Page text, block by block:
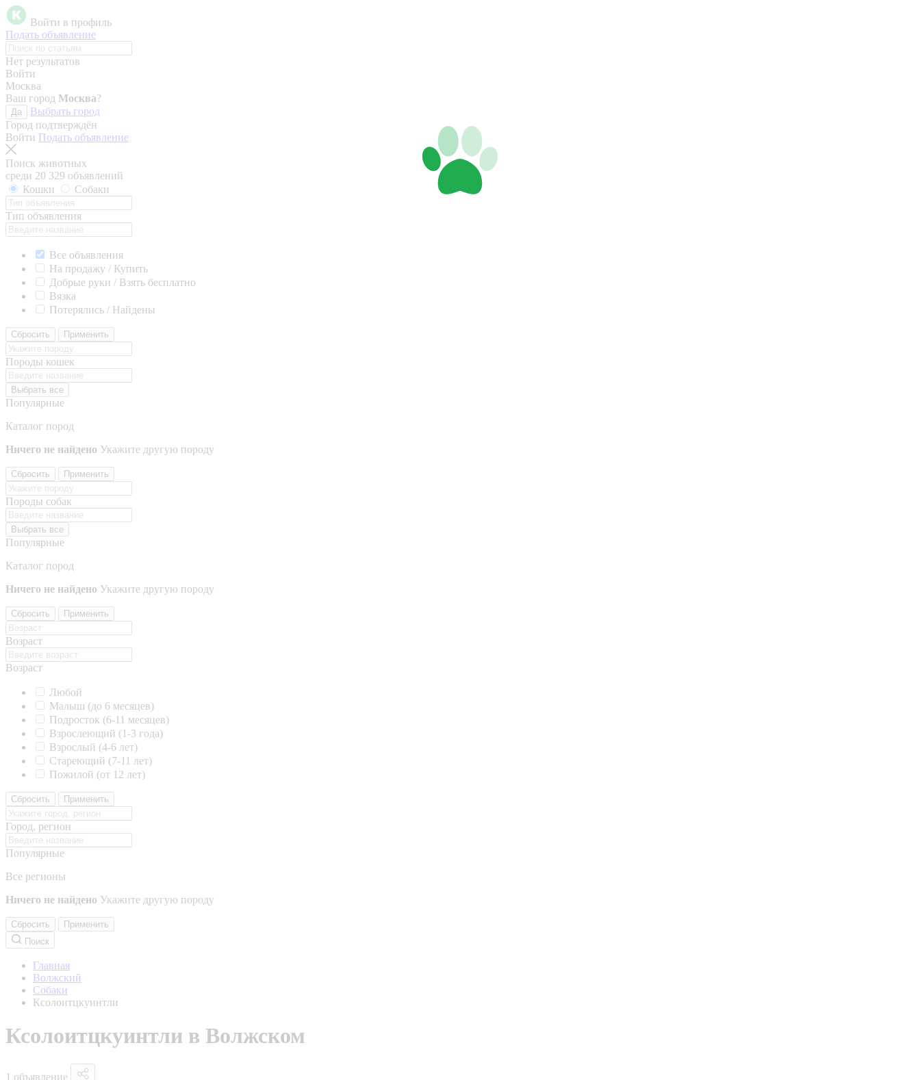
Войти в профиль
Подать объявление
Нет результатов
Войти
Москва
Ваш город Москва?
Да
Выбрать город
Город подтверждён
Войти Подать объявление
Поиск животных
среди 20 329 объявлений
Кошки
Собаки
Тип объявления
Все объявления
На продажу / Купить
Добрые руки / Взять бесплатно
Вязка
Потерялись / Найдены
Сбросить Применить
Породы кошек
Выбрать все
Популярные
Каталог пород
Ничего не найдено Укажите другую породу
Сбросить Применить
Породы собак
Выбрать все
Популярные
Каталог пород
Ничего не найдено Укажите другую породу
Сбросить Применить
Возраст
Возраст
Любой
Малыш (до 6 месяцев)
Подросток (6-11 месяцев)
Взрослеющий (1-3 года)
Взрослый (4-6 лет)
Стареющий (7-11 лет)
Пожилой (от 12 лет)
Сбросить Применить
Город, регион
Популярные
Все регионы
Ничего не найдено Укажите другую породу
Сбросить
Применить
Поиск
Главная
Волжский
Собаки
Ксолоитцкуинтли
Ксолоитцкуинтли в Волжском
1 объявление